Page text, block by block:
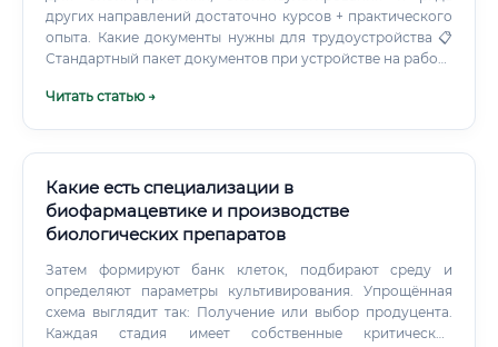
других направлений достаточно курсов + практического
опыта. Какие документы нужны для трудоустройства 📋
Стандартный пакет документов при устройстве на работу
чего начать обучение ⏱️ Сроки освоения зависят от
общей биологии или выбранному направлению Найдите
возможность для практики (волонтёрство в
лаборатории, стажировки) Изучите английский язык —
без него невозможно работать с актуальной научной
литературой Какие курсы выбрать 🎓 Рынок
дополнительного образования по биологии активно
развивается.
Читать статью →
Какие есть специализации в
биофармацевтике и производстве
биологических препаратов
Затем формируют банк клеток, подбирают среду и
определяют параметры культивирования. Упрощённая
схема выглядит так: Получение или выбор продуцента.
Каждая стадия имеет собственные критические